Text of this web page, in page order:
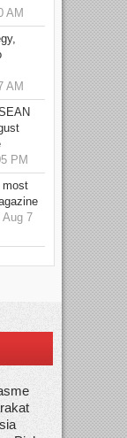
AM
AM
PM
most
Aug 7